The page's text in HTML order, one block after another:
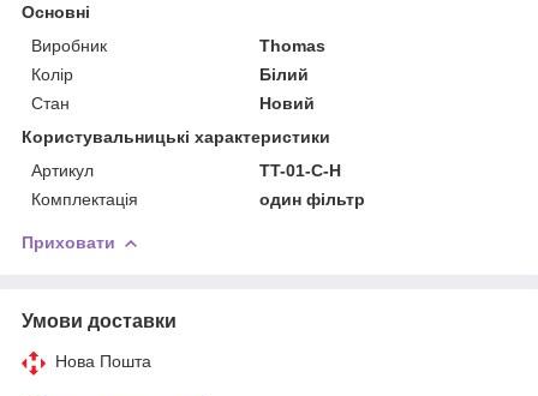
Основні
Виробник
Thomas
Колір
Білий
Стан
Новий
Користувальницькі характеристики
Артикул
TT-01-C-H
Комплектація
один фільтр
Приховати
Умови доставки
Нова Пошта